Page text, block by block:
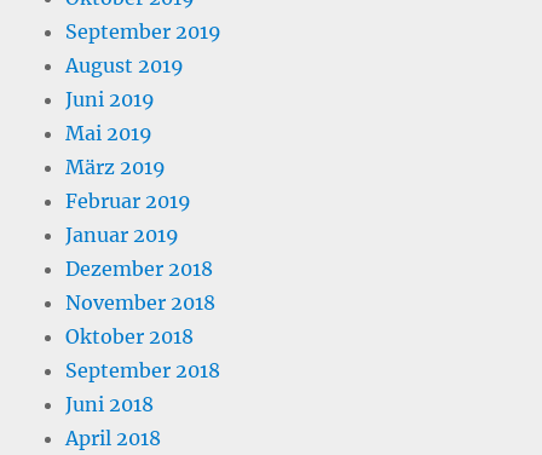
September 2019
August 2019
Juni 2019
Mai 2019
März 2019
Februar 2019
Januar 2019
Dezember 2018
November 2018
Oktober 2018
September 2018
Juni 2018
April 2018